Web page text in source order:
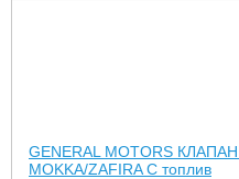
GENERAL MOTORS КЛАПАН
MOKKA/ZAFIRA C топлив